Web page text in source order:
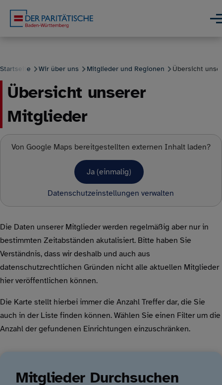
Pfadnavigation
Startseite Wir über uns Mitglieder und Regionen Übersicht
Übersicht unserer
Mitglieder
Von Google Maps bereitgestellten externen Inhalt laden?
Ja (einmalig)
Datenschutzeinstellungen verwalten
Die Daten unserer Mitglieder werden regelmäßig aber nur in
bestimmten Zeitabständen akutalisiert. Bitte haben Sie
Verständnis, dass wir deshalb und auch aus
datenschutzrechtlichen Gründen nicht alle aktuellen Mitglieder
hier veröffentlichen können.
Die Karte stellt hierbei immer die Anzahl Treffer dar, die Sie
auch in der Liste finden können. Wählen Sie einen Filter um die
Anzahl der gefundenen Einrichtungen einzuschränken.
Mitglieder Durchsuchen